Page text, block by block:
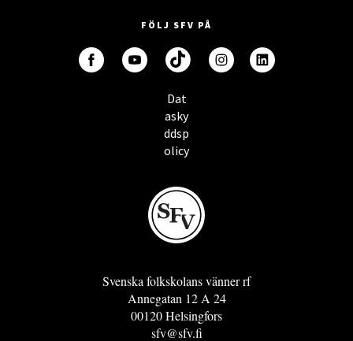
FÖLJ SFV PÅ
Dat
asky
ddsp
olicy
Svenska folkskolans vänner rf
Annegatan 12 A 24
00120 Helsingfors
sfv@sfv.fi